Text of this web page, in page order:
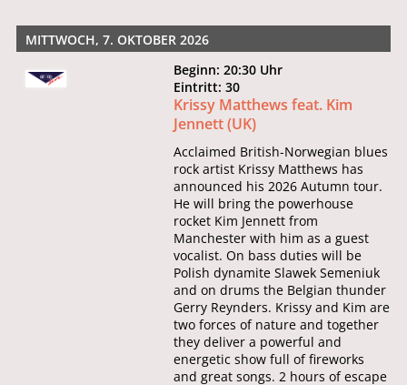
MITTWOCH, 7. OKTOBER 2026
Beginn: 20:30 Uhr
Eintritt: 30
Krissy Matthews feat. Kim
Jennett (UK)
Acclaimed British-Norwegian blues
rock artist Krissy Matthews has
announced his 2026 Autumn tour.
He will bring the powerhouse
rocket Kim Jennett from
Manchester with him as a guest
vocalist. On bass duties will be
Polish dynamite Slawek Semeniuk
and on drums the Belgian thunder
Gerry Reynders. Krissy and Kim are
two forces of nature and together
they deliver a powerful and
energetic show full of fireworks
and great songs. 2 hours of escape